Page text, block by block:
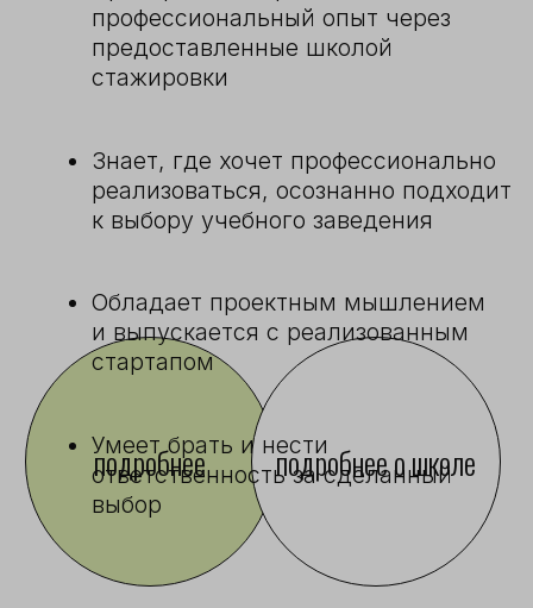
подробнее
1 июня-26 августа
подробнее